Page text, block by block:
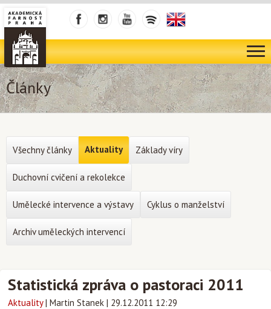
Články
Statistická zpráva o pastoraci 2011
Aktuality | Martin Stanek | 29.12.2011 12:29
Všechny články Aktuality Základy víry
Duchovní cvičení a rekolekce
Umělecké intervence a výstavy Cyklus o manželství
Archiv uměleckých intervencí